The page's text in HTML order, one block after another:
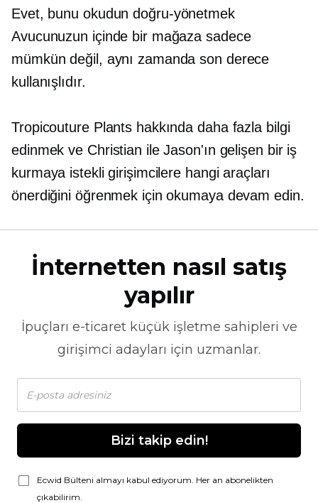
Evet, bunu okudundoğru-yönetmek
Avucunuzun içinde bir mağaza sadece
mümkün değil, aynı zamanda son derece
kullanışlıdır.
Tropicouture Plants hakkında daha fazla bilgi
edinmek ve Christian ile Jason'ın gelişen bir iş
kurmaya istekli girişimcilere hangi araçları
önerdiğini öğrenmek için okumaya devam edin.
İnternetten nasıl satış
yapılır
İpuçları e-ticaretküçük işletme sahipleri ve
girişimci adayları için uzmanlar.
Bizi takip edin!
Ecwid Bülteni almayı kabul ediyorum. Her an abonelikten
çıkabilirim.